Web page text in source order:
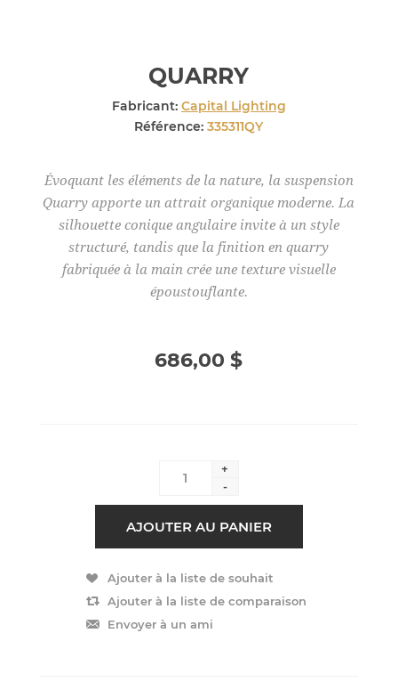
QUARRY
Fabricant: Capital Lighting
Référence: 335311QY
Évoquant les éléments de la nature, la suspension
Quarry apporte un attrait organique moderne. La
silhouette conique angulaire invite à un style
structuré, tandis que la finition en quarry
fabriquée à la main crée une texture visuelle
époustouflante.
686,00 $
+
-